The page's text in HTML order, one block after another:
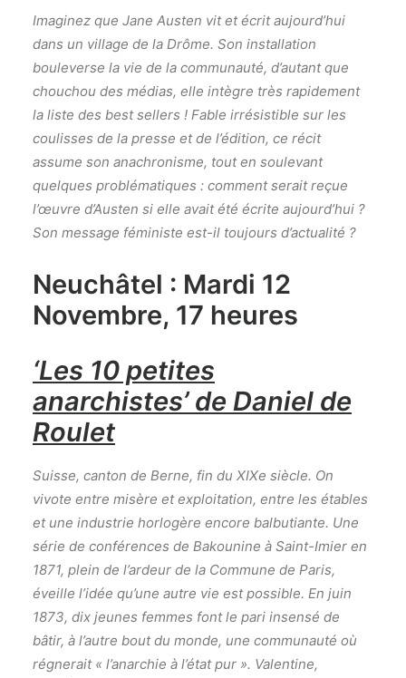
Imaginez que Jane Austen vit et écrit aujourd’hui
dans un village de la Drôme. Son installation
bouleverse la vie de la communauté, d’autant que
chouchou des médias, elle intègre très rapidement
la liste des best sellers ! Fable irrésistible sur les
coulisses de la presse et de l’édition, ce récit
assume son anachronisme, tout en soulevant
quelques problématiques : comment serait reçue
l’œuvre d’Austen si elle avait été écrite aujourd’hui ?
Son message féministe est-il toujours d’actualité ?
Neuchâtel : Mardi 12
Novembre, 17 heures
‘Les 10 petites
anarchistes’ de Daniel de
Roulet
Suisse, canton de Berne, fin du XIXe siècle. On
vivote entre misère et exploitation, entre les étables
et une industrie horlogère encore balbutiante. Une
série de conférences de Bakounine à Saint-Imier en
1871, plein de l’ardeur de la Commune de Paris,
éveille l’idée qu’une autre vie est possible. En juin
1873, dix jeunes femmes font le pari insensé de
bâtir, à l’autre bout du monde, une communauté où
régnerait « l’anarchie à l’état pur ». Valentine,